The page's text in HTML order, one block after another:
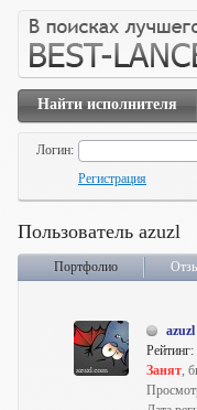
Найти исполнителя
Логин:
Регистрация
Пользователь azuzl
Портфолио
azuzl
Рейтинг:
Занят,